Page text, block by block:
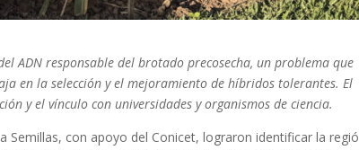
ADN responsable del brotado precosecha, un problema que
en la selección y el mejoramiento de híbridos tolerantes. El
y el vínculo con universidades y organismos de ciencia.
Semillas, con apoyo del Conicet, lograron identificar la